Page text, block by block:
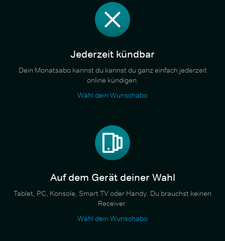
Jederzeit kündbar
Dein Monatsabo kannst du kannst du ganz einfach jederzeit
online kündigen.
Wähl dein Wunschabo
Auf dem Gerät deiner Wahl
Tablet, PC, Konsole, Smart TV oder Handy. Du brauchst keinen
Receiver.
Wähl dein Wunschabo